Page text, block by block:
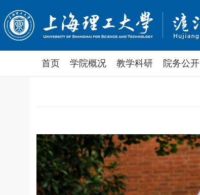
首页 学院概况 教学科研 院务公开